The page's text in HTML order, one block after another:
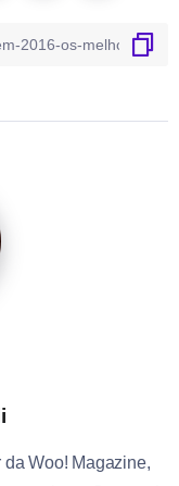
Woo! Magazine,